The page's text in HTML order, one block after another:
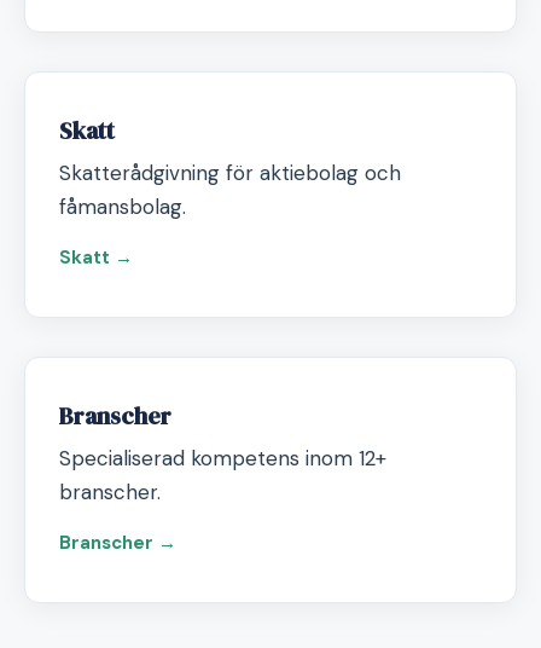
Skatt
Skatterådgivning för aktiebolag och
fåmansbolag.
Skatt →
Branscher
Specialiserad kompetens inom 12+
branscher.
Branscher →